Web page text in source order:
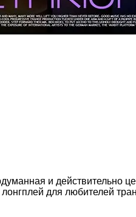
и
для любителей